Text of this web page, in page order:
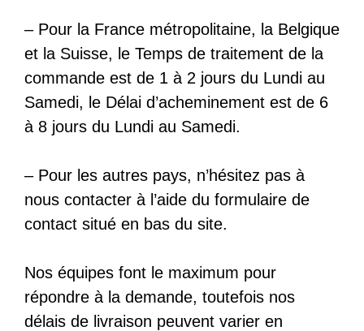
– Pour la France métropolitaine, la Belgique
et la Suisse, le Temps de traitement de la
commande est de 1 à 2 jours du Lundi au
Samedi, le Délai d’acheminement est de 6
à 8 jours du Lundi au Samedi.
– Pour les autres pays, n’hésitez pas à
nous contacter à l’aide du formulaire de
contact situé en bas du site.
Nos équipes font le maximum pour
répondre à la demande, toutefois nos
délais de livraison peuvent varier en